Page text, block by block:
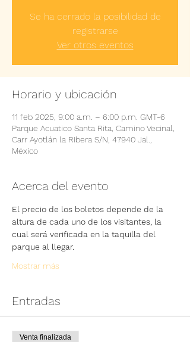
Se ha cerrado la posibilidad de
registrarse
Ver otros eventos
Horario y ubicación
11 feb 2025, 9:00 a.m. – 6:00 p.m. GMT-6
Parque Acuatico Santa Rita, Camino Vecinal,
Carr Ayotlán la Ribera S/N, 47940 Jal.,
México
Acerca del evento
El precio de los boletos depende de la
altura de cada uno de los visitantes, la
cual será verificada en la taquilla del
parque al llegar.
Mostrar más
Entradas
Venta finalizada